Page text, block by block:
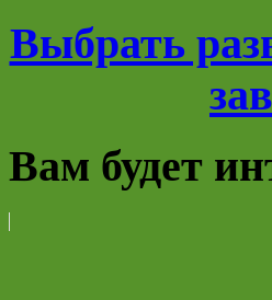
Выбрать
Вам будет